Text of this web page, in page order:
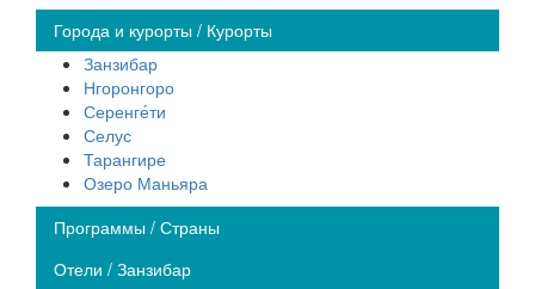
Города и курорты / Курорты
Занзибар
Нгоронгоро
Серенге́ти
Селус
Тарангире
Озеро Маньяра
Программы / Страны
Отели / Занзибар